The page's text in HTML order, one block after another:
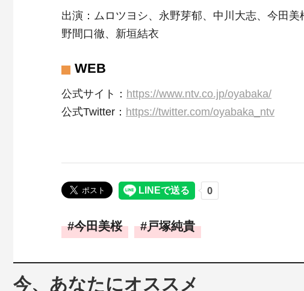
出演：ムロツヨシ、永野芽郁、中川大志、今田
野間口徹、新垣結衣
WEB
公式サイト： https://www.ntv.co.jp/oyabaka/
公式Twitter： https://twitter.com/oyabaka_ntv
今田美桜 戸塚純貴
今、あなたにオススメ